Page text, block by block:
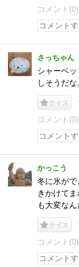
コメント(0)
さっちゃん
シャーベ
しそうだ
ナイス
コメント(0)
かっこう
冬に氷が
きかけて
も大変な
ナイス
コメント(0)